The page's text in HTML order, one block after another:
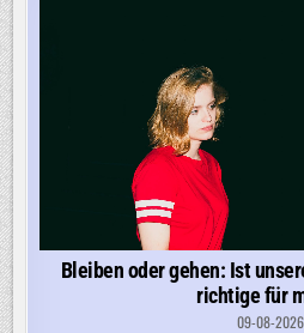
Bleiben oder gehen: Ist
richtige für
09-08-2026